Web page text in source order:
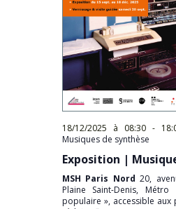
18/12/2025 à 08:30-
Musiques de synthèse
Exposition |
MSH Paris Nord20,
Plaine Saint-Denis,
populaire », accessible